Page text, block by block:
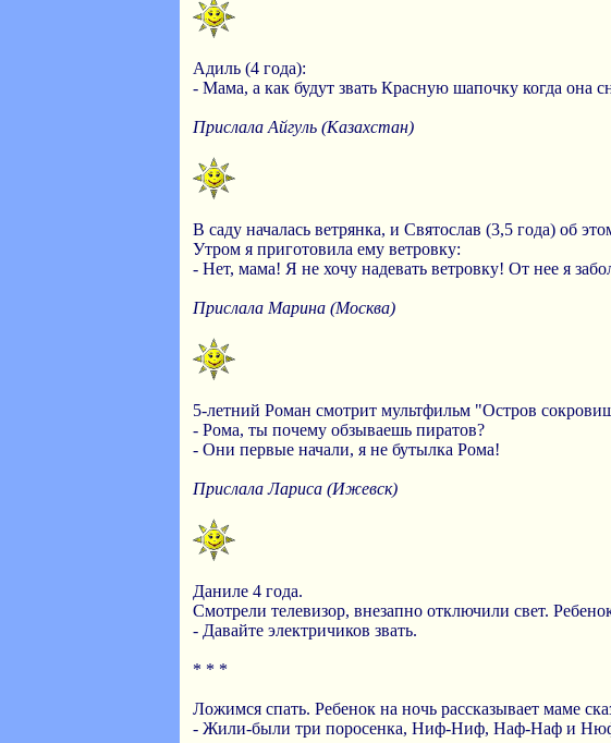
Адиль (4 года):
- Мама, а как будут звать Красную шапочку когда она
Прислала Айгуль (Казахстан)
В саду началась ветрянка, и Святослав (3,5 года) об
Утром я приготовила ему ветровку:
- Нет, мама! Я не хочу надевать ветровку! От нее я
Прислала Марина (Москва)
5-летний Роман смотрит мультфильм "Остров
- Рома, ты почему обзываешь пиратов?
- Они первые начали, я не бутылка Рома!
Прислала Лариса (Ижевск)
Даниле 4 года.
Смотрели телевизор, внезапно отключили свет.
- Давайте электричиков звать.
* * *
Ложимся спать. Ребенок на ночь рассказывает маме
- Жили-были три поросенка, Ниф-Ниф, Наф-Наф и